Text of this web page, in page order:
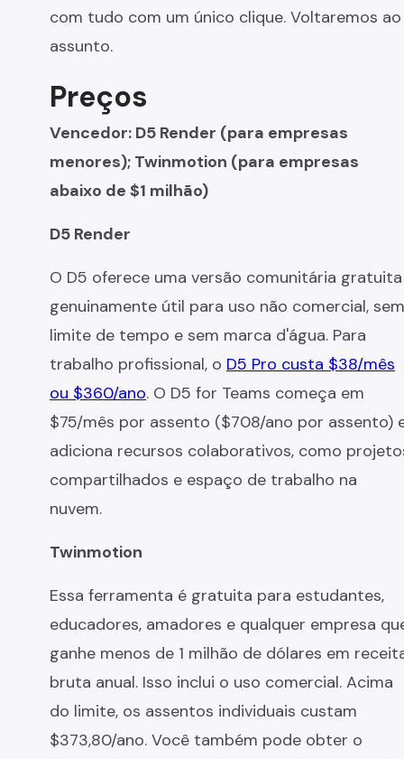
com tudo com um único clique. Voltaremos ao
assunto.
Preços
Vencedor: D5 Render (para empresas
menores); Twinmotion (para empresas
abaixo de $1 milhão)
D5 Render
O D5 oferece uma versão comunitária gratuita
genuinamente útil para uso não comercial, sem
limite de tempo e sem marca d'água. Para
trabalho profissional, o D5 Pro custa $38/mês
ou $360/ano. O D5 for Teams começa em
$75/mês por assento ($708/ano por assento)
adiciona recursos colaborativos, como
compartilhados e espaço de trabalho na
nuvem.
Twinmotion
Essa ferramenta é gratuita para estudantes,
educadores, amadores e qualquer empresa
ganhe menos de 1 milhão de dólares em
bruta anual. Isso inclui o uso comercial. Acima
do limite, os assentos individuais custam
$373,80/ano. Você também pode obter o